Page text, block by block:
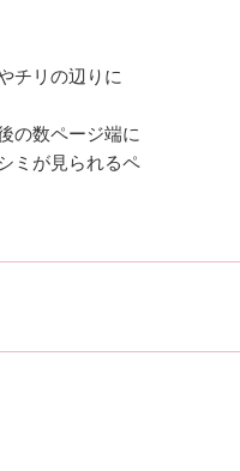
チリの辺りに
の数ページ端に
ミが見られるペ